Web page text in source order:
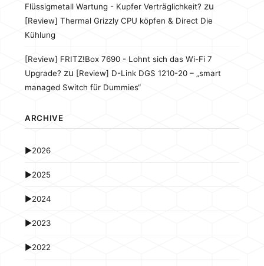
Flüssigmetall Wartung - Kupfer Verträglichkeit? zu
[Review] Thermal Grizzly CPU köpfen & Direct Die
Kühlung
[Review] FRITZ!Box 7690 - Lohnt sich das Wi-Fi 7
Upgrade? zu [Review] D-Link DGS 1210-20 – „smart
managed Switch für Dummies“
ARCHIVE
►2026
►2025
►2024
►2023
►2022